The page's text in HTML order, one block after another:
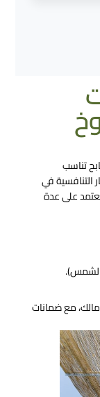
تناسب
التنافسية في
على عدة
مع ضمانات